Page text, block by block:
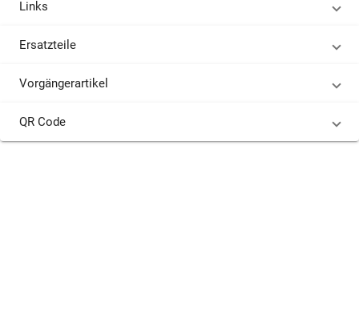
Links
Ersatzteile
Vorgängerartikel
QR Code